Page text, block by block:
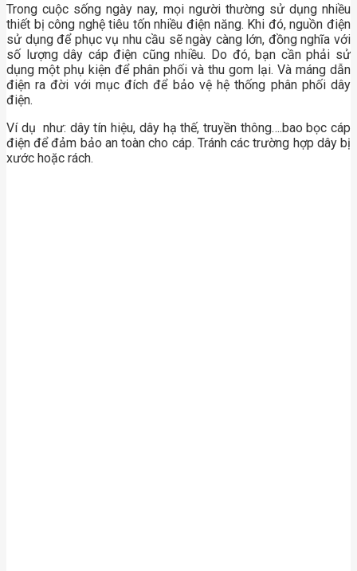
Trong cuộc sống ngày nay, mọi người thường sử dụng nhiều
thiết bị công nghệ tiêu tốn nhiều điện năng. Khi đó, nguồn điện
sử dụng để phục vụ nhu cầu sẽ ngày càng lớn, đồng nghĩa với
số lượng dây cáp điện cũng nhiều. Do đó, bạn cần phải sử
dụng một phụ kiện để phân phối và thu gom lại. Và máng dẫn
điện ra đời với mục đích để bảo vệ hệ thống phân phối dây
điện.
Ví dụ như: dây tín hiệu, dây hạ thế, truyền thông….bao bọc cáp
điện để đảm bảo an toàn cho cáp. Tránh các trường hợp dây bị
xước hoặc rách.